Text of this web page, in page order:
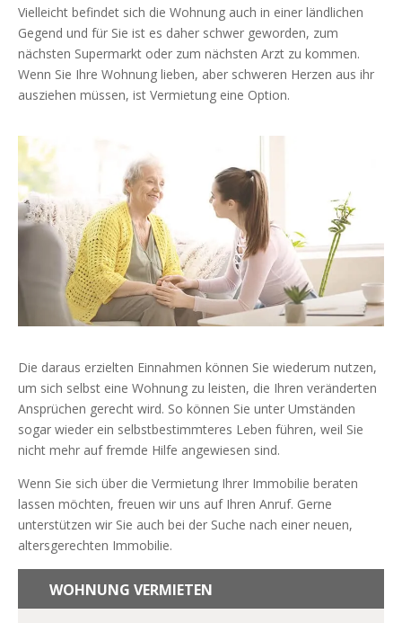
Vielleicht befindet sich die Wohnung auch in einer ländlichen
Gegend und für Sie ist es daher schwer geworden, zum
nächsten Supermarkt oder zum nächsten Arzt zu kommen.
Wenn Sie Ihre Wohnung lieben, aber schweren Herzen aus ihr
ausziehen müssen, ist Vermietung eine Option.
Die daraus erzielten Einnahmen können Sie wiederum nutzen,
um sich selbst eine Wohnung zu leisten, die Ihren veränderten
Ansprüchen gerecht wird. So können Sie unter Umständen
sogar wieder ein selbstbestimmteres Leben führen, weil Sie
nicht mehr auf fremde Hilfe angewiesen sind.
Wenn Sie sich über die Vermietung Ihrer Immobilie beraten
lassen möchten, freuen wir uns auf Ihren Anruf. Gerne
unterstützen wir Sie auch bei der Suche nach einer neuen,
altersgerechten Immobilie.
WOHNUNG VERMIETEN